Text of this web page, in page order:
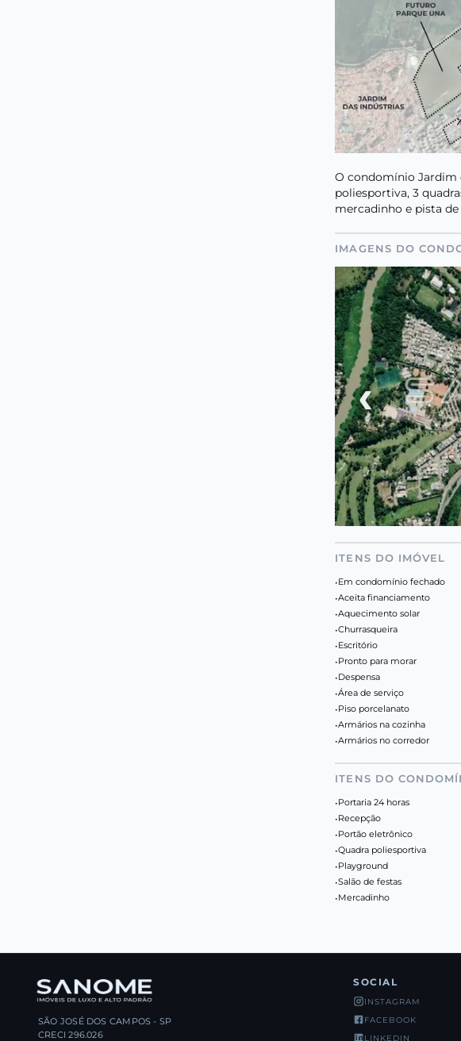
O condomínio Jardim
poliesportiva, 3
mercadinho e pista
IMAGENS DO
‹
ITENS DO IMÓVEL
•Em condomínio fechado
•Aceita financiamento
•Aquecimento solar
•Churrasqueira
•Escritório
•Pronto para morar
•Despensa
•Área de serviço
•Piso porcelanato
•Armários na cozinha
•Armários no corredor
ITENS DO
•Portaria 24 horas
•Recepção
•Portão eletrônico
•Quadra poliesportiva
•Playground
•Salão de festas
•Mercadinho
SÃO JOSÉ DOS CAMPOS - SP
CRECI 296.026
SOCIAL
INSTAGRAM
FACEBOOK
LINKEDIN